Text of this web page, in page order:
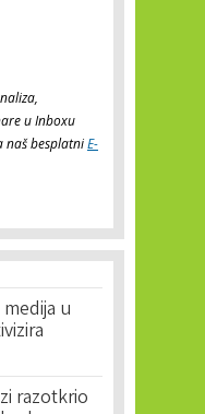
u Inboxu
naš besplatniE-
u
razotkrio